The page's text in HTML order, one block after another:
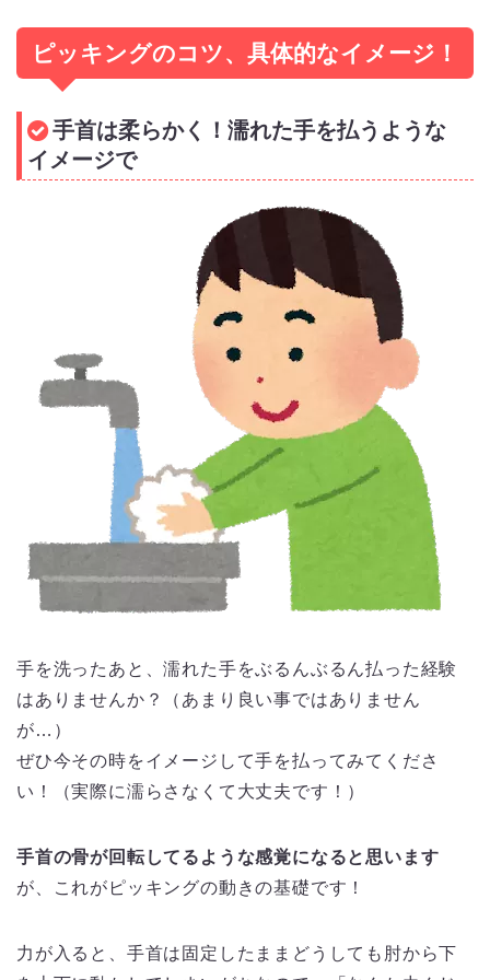
ピッキングのコツ、具体的なイメージ！
手首は柔らかく！濡れた手を払うような
イメージで
手を洗ったあと、濡れた手をぶるんぶるん払った経験
はありませんか？（あまり良い事ではありません
が…）
ぜひ今その時をイメージして手を払ってみてくださ
い！（実際に濡らさなくて大丈夫です！）
手首の骨が回転してるような感覚になると思います
が、これがピッキングの動きの基礎です！
力が入ると、手首は固定したままどうしても肘から下